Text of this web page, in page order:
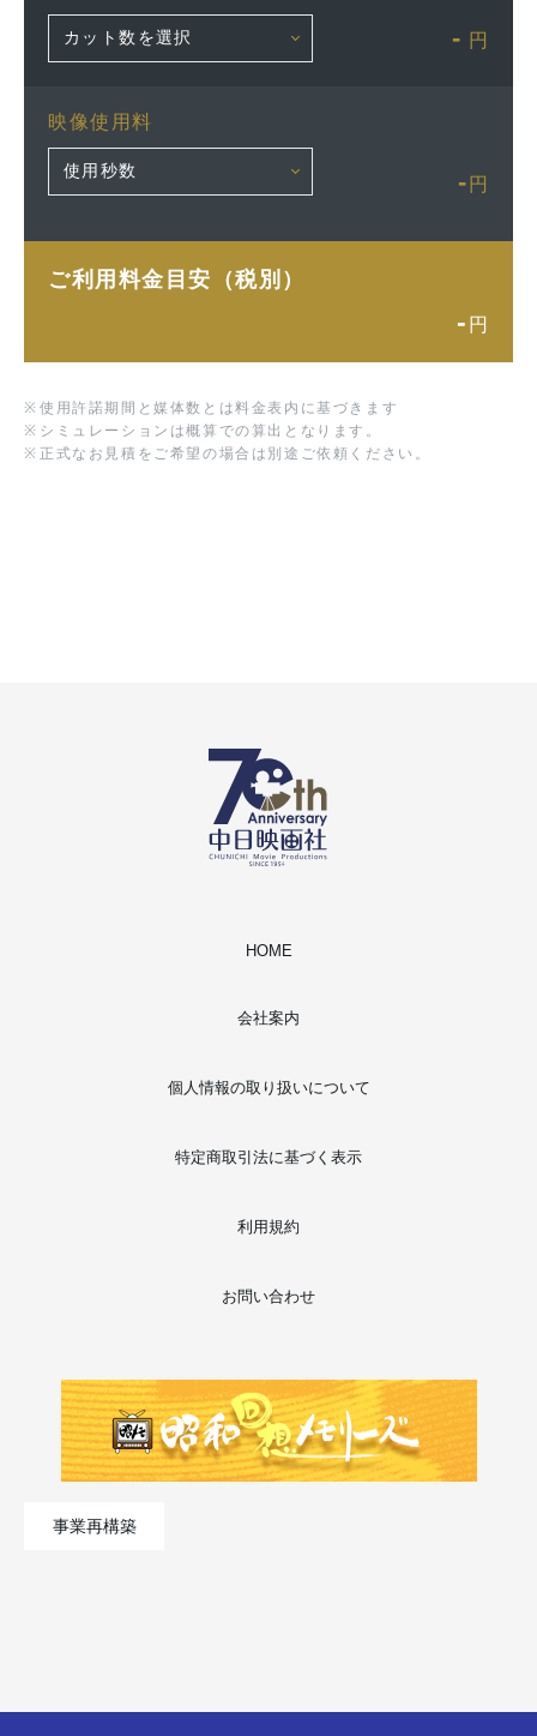
- 円
映像使用料
- 円
ご利用料金目安（税別）
- 円
※ 使用許諾期間と媒体数とは料金表内に基づきます
※ シミュレーションは概算での算出となります。
※ 正式なお見積をご希望の場合は別途ご依頼ください。
HOME
会社案内
個人情報の取り扱いについて
特定商取引法に基づく表示
利用規約
お問い合わせ
事業再構築